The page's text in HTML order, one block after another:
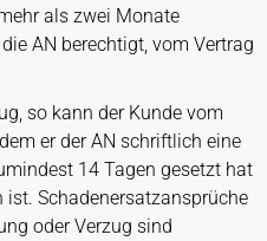
als zwei Monate
AN berechtigt, vom Vertrag
so kann der Kunde vom
er der AN schriftlich eine
14 Tagen gesetzt hat
Schadenersatzansprüche
oder Verzug sind